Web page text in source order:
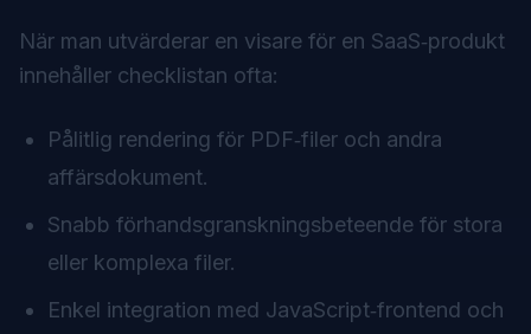
När man utvärderar en visare för en SaaS‑produkt
innehåller checklistan ofta:
Pålitlig rendering för PDF‑filer och andra
affärsdokument.
Snabb förhandsgranskningsbeteende för stora
eller komplexa filer.
Enkel integration med JavaScript‑frontend och